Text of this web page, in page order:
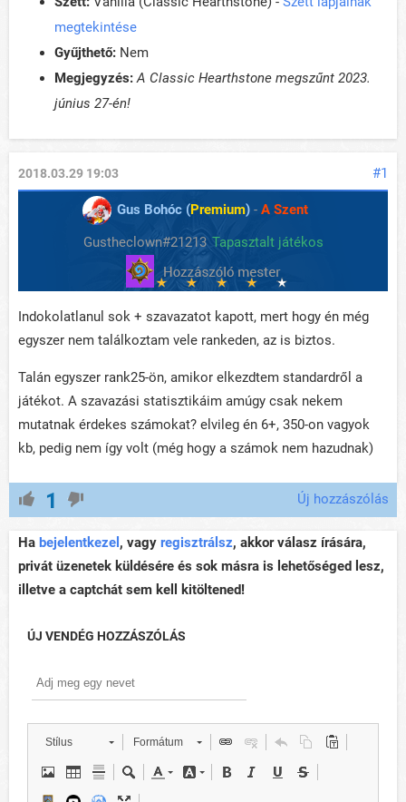
megtekintése
Gyűjthető: Nem
Megjegyzés: A Classic Hearthstone megszűnt 2023.
június 27-én!
#1
2018.03.29 19:03
Gus Bohóc (Premium) - A Szent
Gustheclown#21213 Tapasztalt játékos
Indokolatlanul sok + szavazatot kapott, mert hogy én még
egyszer nem találkoztam vele rankeden, az is biztos.
Talán egyszer rank25-ön, amikor elkezdtem standardről a
játékot. A szavazási statisztikáim amúgy csak nekem
mutatnak érdekes számokat? elvileg én 6+, 350-on vagyok
kb, pedig nem így volt (még hogy a számok nem hazudnak)
1 Új hozzászólás
Ha bejelentkezel , vagy regisztrálsz, akkor válasz írására,
privát üzenetek küldésére és sok másra is lehetőséged lesz,
illetve a captchát sem kell kitöltened!
ÚJ VENDÉG HOZZÁSZÓLÁS
Stílus Formátum